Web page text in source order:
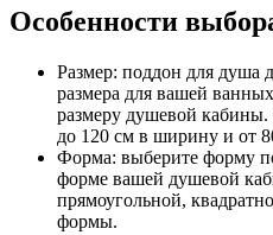
Особенности
Размер: поддон для душа
размера для вашей
размеру душевой
до 120 см в ширину и от
Форма: выберите форму
форме вашей душевой
прямоугольной,
формы.